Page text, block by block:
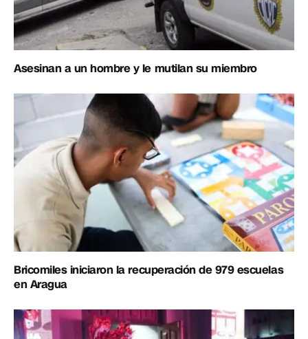
Asesinan a un hombre y le mutilan su miembro
Bricomiles iniciaron la recuperación de 979 escuelas
en Aragua